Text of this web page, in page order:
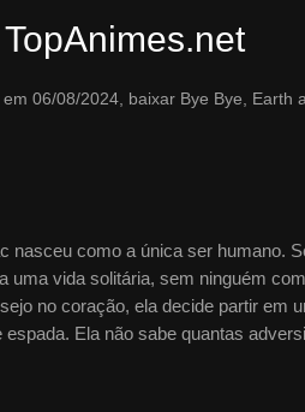
em 06/08/2024, baixar Bye Bye, Earth
nasceu como a única ser humano.
uma vida solitária, sem ninguém
no coração, ela decide partir em
Ela não sabe quantas